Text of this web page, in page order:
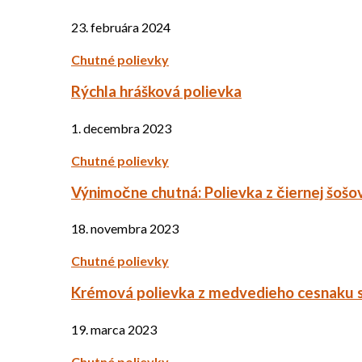
23. februára 2024
Chutné polievky
Rýchla hrášková polievka
1. decembra 2023
Chutné polievky
Výnimočne chutná: Polievka z čiernej
18. novembra 2023
Chutné polievky
Krémová polievka z medvedieho cesnaku
19. marca 2023